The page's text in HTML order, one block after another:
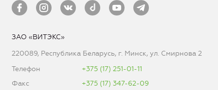
ЗАО «ВИТЭКС»
220089, Республика Беларусь, г. Минск, ул. Смирнова 2
Телефон
+375 (17) 251-01-11
Факс
+375 (17) 347-62-09